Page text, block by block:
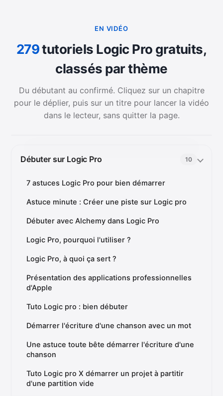
EN VIDÉO
279tutoriels Logic Pro gratuits,
classés par thème
Du débutant au confirmé. Cliquez sur un chapitre
pour le déplier, puis sur un titre pour lancer la vidéo
dans le lecteur, sans quitter la page.
Débuter sur Logic Pro 10
7 astuces Logic Pro pour bien démarrer
Astuce minute : Créer une piste sur Logic pro
Débuter avec Alchemy dans Logic Pro
Logic Pro, pourquoi l'utiliser ?
Logic Pro, à quoi ça sert ?
Présentation des applications professionnelles
d'Apple
Tuto Logic pro : bien débuter
Démarrer l'écriture d'une chanson avec un mot
Une astuce toute bête démarrer l'écriture d'une
chanson
Tuto Logic pro X démarrer un projet à partitir
d'une partition vide